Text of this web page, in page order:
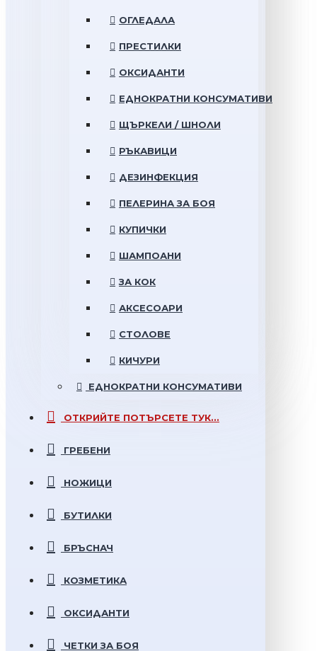
ОГЛЕДАЛА
ПРЕСТИЛКИ
ОКСИДАНТИ
ЕДНОКРАТНИ КОНСУМАТИВИ
ЩЪРКЕЛИ / ШНОЛИ
РЪКАВИЦИ
ДЕЗИНФЕКЦИЯ
ПЕЛЕРИНА ЗА БОЯ
КУПИЧКИ
ШАМПОАНИ
ЗА КОК
АКСЕСОАРИ
СТОЛОВЕ
КИЧУРИ
ЕДНОКРАТНИ КОНСУМАТИВИ
ОТКРИЙТЕ ПОТЪРСЕТЕ ТУК...
ГРЕБЕНИ
НОЖИЦИ
БУТИЛКИ
БРЪСНАЧ
КОЗМЕТИКА
ОКСИДАНТИ
ЧЕТКИ ЗА БОЯ